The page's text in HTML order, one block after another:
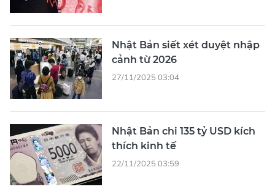
Nhật Bản siết xét duyệt nhập
cảnh từ 2026
27/11/2025 03:04
Nhật Bản chi 135 tỷ USD kích
thích kinh tế
22/11/2025 03:59